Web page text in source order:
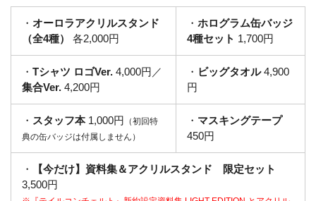
・オーロラアクリルスタンド
（全4種）
各2,000円
・ホログラム缶バッジ
4種セット 1,700円
・Tシャツ ロゴVer. 4,000円／
集合Ver.4,200円
・ ビッグタオル4,900
円
・ スタッフ本1,000円 （初回特
典の缶バッジは付属しません）
・ マスキングテープ
450円
・
【今だけ】資料集＆アクリルスタンド 限定セット
3,500円